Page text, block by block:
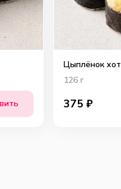
Цыплёнок хот
126г
375 ₽